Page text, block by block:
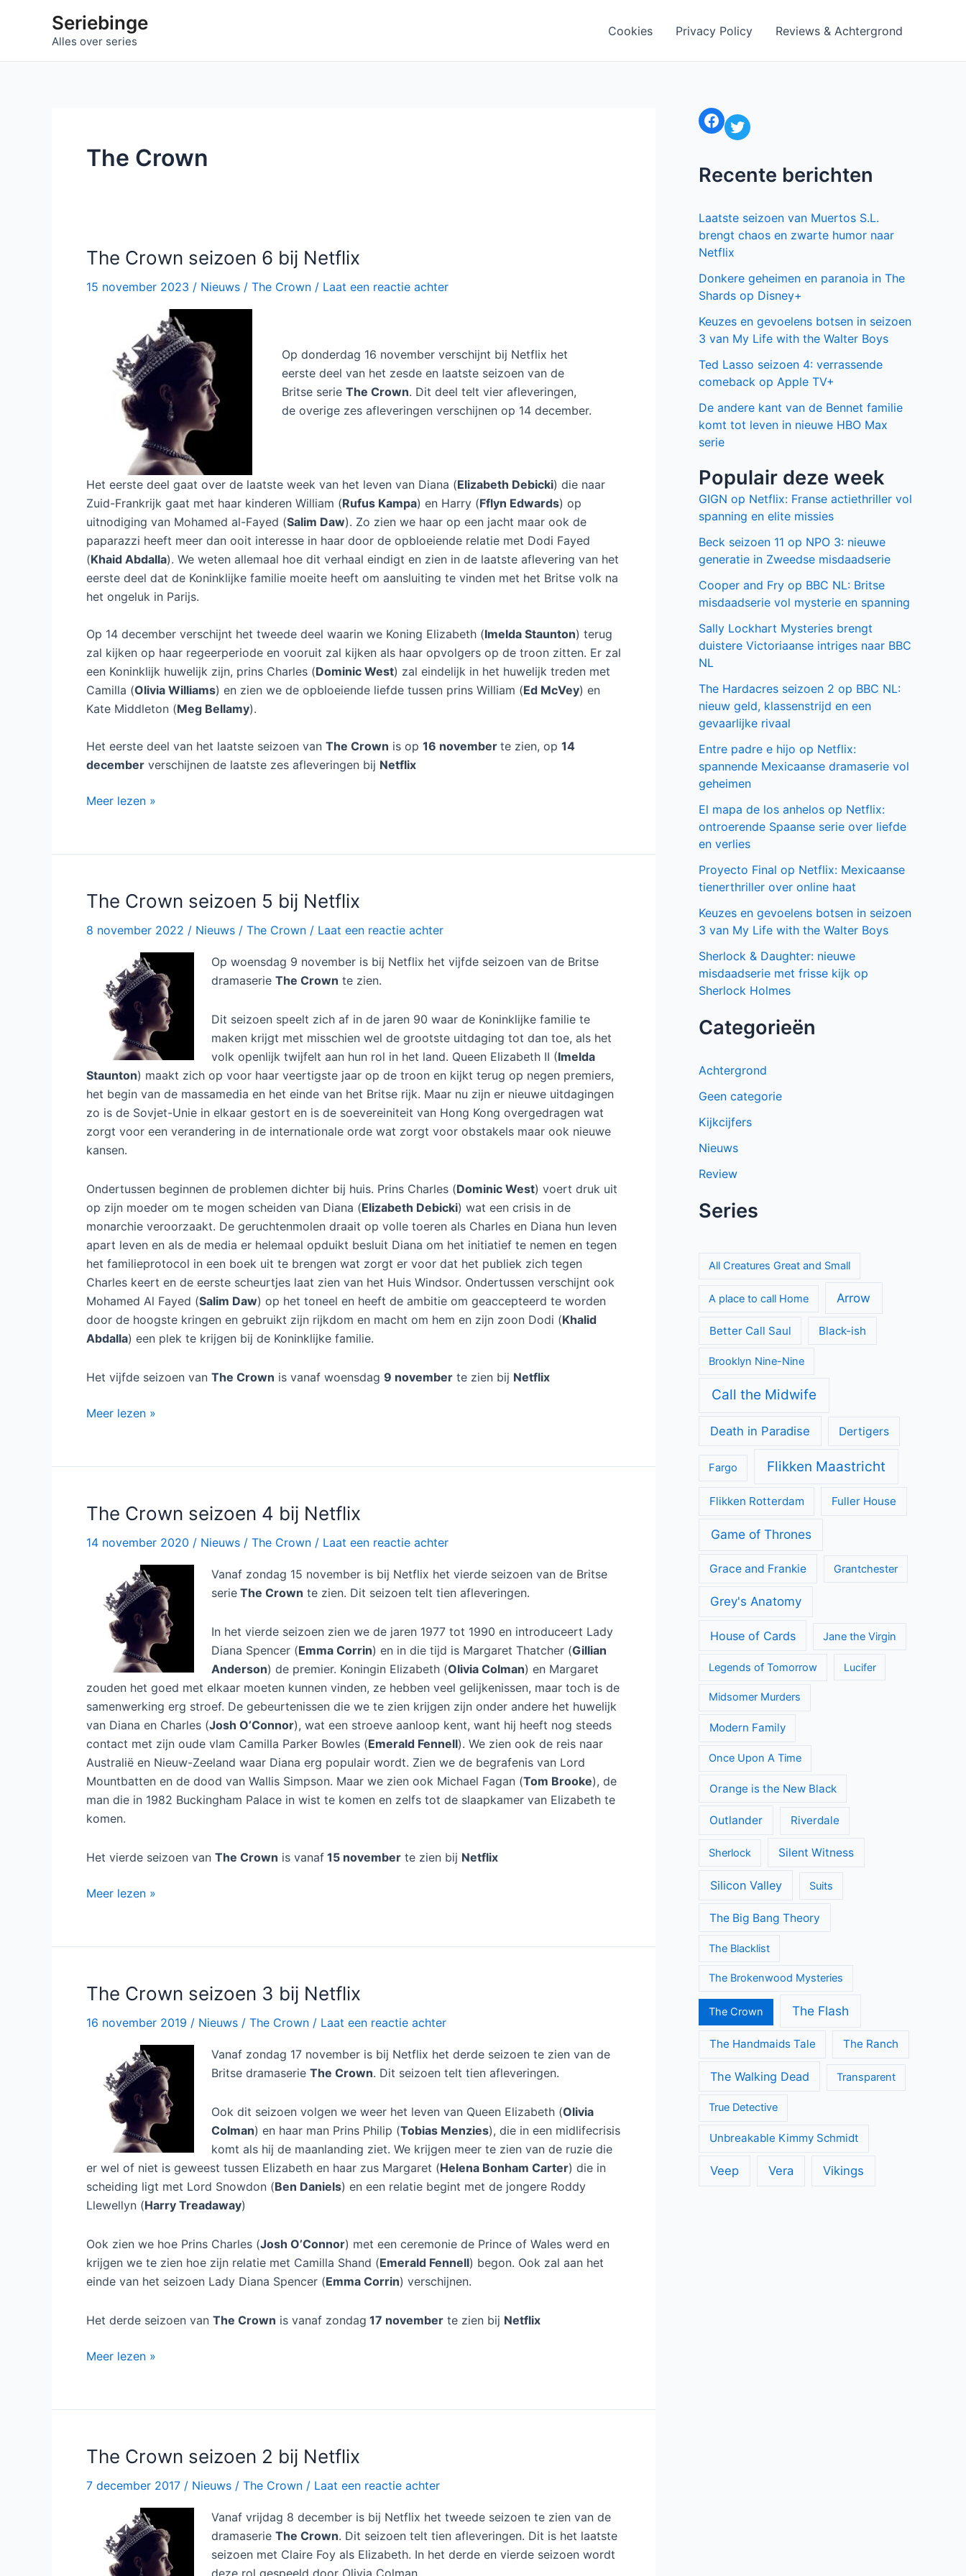
Seriebinge
Alles over series
Cookies Privacy Policy Reviews & Achtergrond
The Crown
The Crown seizoen 6 bij Netflix
15 november 2023 / Nieuws / The Crown / Laat een reactie achter
Op donderdag 16 november verschijnt bij Netflix het
eerste deel van het zesde en laatste seizoen van de
Britse serie The Crown. Dit deel telt vier afleveringen,
de overige zes afleveringen verschijnen op 14 december.
Het eerste deel gaat over de laatste week van het leven van Diana (Elizabeth Debicki) die naar
Zuid-Frankrijk gaat met haar kinderen William (Rufus Kampa) en Harry (Fflyn Edwards) op
uitnodiging van Mohamed al-Fayed (Salim Daw). Zo zien we haar op een jacht maar ook de
paparazzi heeft meer dan ooit interesse in haar door de opbloeiende relatie met Dodi Fayed
(Khaid Abdalla). We weten allemaal hoe dit verhaal eindigt en zien in de laatste aflevering van het
eerste deel dat de Koninklijke familie moeite heeft om aansluiting te vinden met het Britse volk na
het ongeluk in Parijs.
Op 14 december verschijnt het tweede deel waarin we Koning Elizabeth (Imelda Staunton) terug
zal kijken op haar regeerperiode en vooruit zal kijken als haar opvolgers op de troon zitten. Er zal
een Koninklijk huwelijk zijn, prins Charles (Dominic West) zal eindelijk in het huwelijk treden met
Camilla (Olivia Williams) en zien we de opbloeiende liefde tussen prins William (Ed McVey) en
Kate Middleton (Meg Bellamy).
Het eerste deel van het laatste seizoen van The Crown is op 16 november te zien, op 14
december verschijnen de laatste zes afleveringen bij Netflix
The
6
Netflix
Meer lezen »
The Crown seizoen 5 bij Netflix
8 november 2022 / Nieuws / The Crown / Laat een reactie achter
Op woensdag 9 november is bij Netflix het vijfde seizoen van de Britse
dramaserie The Crown te zien.
Dit seizoen speelt zich af in de jaren 90 waar de Koninklijke familie te
maken krijgt met misschien wel de grootste uitdaging tot dan toe, als het
volk openlijk twijfelt aan hun rol in het land. Queen Elizabeth II (Imelda
Staunton) maakt zich op voor haar veertigste jaar op de troon en kijkt terug op negen premiers,
het begin van de massamedia en het einde van het Britse rijk. Maar nu zijn er nieuwe uitdagingen
zo is de Sovjet-Unie in elkaar gestort en is de soevereiniteit van Hong Kong overgedragen wat
zorgt voor een verandering in de internationale orde wat zorgt voor obstakels maar ook nieuwe
kansen.
Ondertussen beginnen de problemen dichter bij huis. Prins Charles (Dominic West) voert druk uit
op zijn moeder om te mogen scheiden van Diana (Elizabeth Debicki) wat een crisis in de
monarchie veroorzaakt. De geruchtenmolen draait op volle toeren als Charles en Diana hun leven
apart leven en als de media er helemaal opduikt besluit Diana om het initiatief te nemen en tegen
het familieprotocol in een boek uit te brengen wat zorgt er voor dat het publiek zich tegen
Charles keert en de eerste scheurtjes laat zien van het Huis Windsor. Ondertussen verschijnt ook
Mohamed Al Fayed (Salim Daw) op het toneel en heeft de ambitie om geaccepteerd te worden
door de hoogste kringen en gebruikt zijn rijkdom en macht om hem en zijn zoon Dodi (Khalid
Abdalla) een plek te krijgen bij de Koninklijke familie.
Het vijfde seizoen van The Crown is vanaf woensdag 9 november te zien bij Netflix
The
5
Netflix
Meer lezen »
The Crown seizoen 4 bij Netflix
14 november 2020 / Nieuws / The Crown / Laat een reactie achter
Vanaf zondag 15 november is bij Netflix het vierde seizoen van de Britse
serie The Crown te zien. Dit seizoen telt tien afleveringen.
In het vierde seizoen zien we de jaren 1977 tot 1990 en introduceert Lady
Diana Spencer (Emma Corrin) en in die tijd is Margaret Thatcher (Gillian
Anderson) de premier. Koningin Elizabeth (Olivia Colman) en Margaret
zouden het goed met elkaar moeten kunnen vinden, ze hebben veel gelijkenissen, maar toch is de
samenwerking erg stroef. De gebeurtenissen die we te zien krijgen zijn onder andere het huwelijk
van Diana en Charles (Josh O’Connor), wat een stroeve aanloop kent, want hij heeft nog steeds
contact met zijn oude vlam Camilla Parker Bowles (Emerald Fennell). We zien ook de reis naar
Australië en Nieuw-Zeeland waar Diana erg populair wordt. Zien we de begrafenis van Lord
Mountbatten en de dood van Wallis Simpson. Maar we zien ook Michael Fagan (Tom Brooke), de
man die in 1982 Buckingham Palace in wist te komen en zelfs tot de slaapkamer van Elizabeth te
komen.
Het vierde seizoen van The Crown is vanaf 15 november te zien bij Netflix
The
4
Netflix
Meer lezen »
The Crown seizoen 3 bij Netflix
16 november 2019 / Nieuws / The Crown / Laat een reactie achter
Vanaf zondag 17 november is bij Netflix het derde seizoen te zien van de
Britse dramaserie The Crown. Dit seizoen telt tien afleveringen.
Ook dit seizoen volgen we weer het leven van Queen Elizabeth (Olivia
Colman) en haar man Prins Philip (Tobias Menzies), die in een midlifecrisis
komt als hij de maanlanding ziet. We krijgen meer te zien van de ruzie die
er wel of niet is geweest tussen Elizabeth en haar zus Margaret (Helena Bonham Carter) die in
scheiding ligt met Lord Snowdon (Ben Daniels) en een relatie begint met de jongere Roddy
Llewellyn (Harry Treadaway)
Ook zien we hoe Prins Charles (Josh O’Connor) met een ceremonie de Prince of Wales werd en
krijgen we te zien hoe zijn relatie met Camilla Shand (Emerald Fennell) begon. Ook zal aan het
einde van het seizoen Lady Diana Spencer (Emma Corrin) verschijnen.
Het derde seizoen van The Crown is vanaf zondag 17 november te zien bij Netflix
The
3
Netflix
Meer lezen »
The Crown seizoen 2 bij Netflix
7 december 2017 / Nieuws / The Crown / Laat een reactie achter
Vanaf vrijdag 8 december is bij Netflix het tweede seizoen te zien van de
dramaserie The Crown. Dit seizoen telt tien afleveringen. Dit is het laatste
seizoen met Claire Foy als Elizabeth. In het derde en vierde seizoen wordt
deze rol gespeeld door Olivia Colman.
Facebook Twitter
Recente berichten
Laatste seizoen van Muertos S.L.
brengt chaos en zwarte humor naar
Netflix
Donkere geheimen en paranoia in The
Shards op Disney+
Keuzes en gevoelens botsen in seizoen
3 van My Life with the Walter Boys
Ted Lasso seizoen 4: verrassende
comeback op Apple TV+
De andere kant van de Bennet familie
komt tot leven in nieuwe HBO Max
serie
Populair deze week
GIGN op Netflix: Franse actiethriller vol
spanning en elite missies
Beck seizoen 11 op NPO 3: nieuwe
generatie in Zweedse misdaadserie
Cooper and Fry op BBC NL: Britse
misdaadserie vol mysterie en spanning
Sally Lockhart Mysteries brengt
duistere Victoriaanse intriges naar BBC
NL
The Hardacres seizoen 2 op BBC NL:
nieuw geld, klassenstrijd en een
gevaarlijke rivaal
Entre padre e hijo op Netflix:
spannende Mexicaanse dramaserie vol
geheimen
El mapa de los anhelos op Netflix:
ontroerende Spaanse serie over liefde
en verlies
Proyecto Final op Netflix: Mexicaanse
tienerthriller over online haat
Keuzes en gevoelens botsen in seizoen
3 van My Life with the Walter Boys
Sherlock & Daughter: nieuwe
misdaadserie met frisse kijk op
Sherlock Holmes
Categorieën
Achtergrond
Geen categorie
Kijkcijfers
Nieuws
Review
Series
All Creatures Great and Small
A place to call Home Arrow
Better Call Saul Black-ish
Brooklyn Nine-Nine
Call the Midwife
Death in Paradise Dertigers
Fargo Flikken Maastricht
Flikken Rotterdam Fuller House
Game of Thrones
Grace and Frankie Grantchester
Grey's Anatomy
House of Cards Jane the Virgin
Legends of Tomorrow Lucifer
Midsomer Murders
Modern Family
Once Upon A Time
Orange is the New Black
Outlander Riverdale
Sherlock Silent Witness
Silicon Valley Suits
The Big Bang Theory
The Blacklist
The Brokenwood Mysteries
The Crown The Flash
The Handmaids Tale The Ranch
The Walking Dead Transparent
True Detective
Unbreakable Kimmy Schmidt
Veep Vera Vikings